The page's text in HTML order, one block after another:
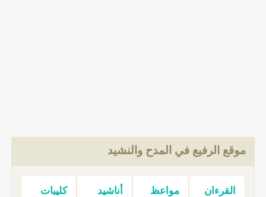
موقع الرفيع في المدح والنشيد
القرءان
مواعظ
أناشيد
كليبات